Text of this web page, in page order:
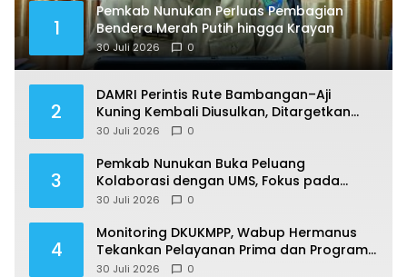
1
Pemkab Nunukan Perluas Pembagian
Bendera Merah Putih hingga Krayan
30 Juli 2026 0
2
DAMRI Perintis Rute Bambangan–Aji
Kuning Kembali Diusulkan, Ditargetkan
Mengaspal pada 2027
30 Juli 2026 0
3
Pemkab Nunukan Buka Peluang
Kolaborasi dengan UMS, Fokus pada
Penguatan Kawasan Perbatasan
30 Juli 2026 0
4
Monitoring DKUKMPP, Wabup Hermanus
Tekankan Pelayanan Prima dan Program
Berdampak
30 Juli 2026 0